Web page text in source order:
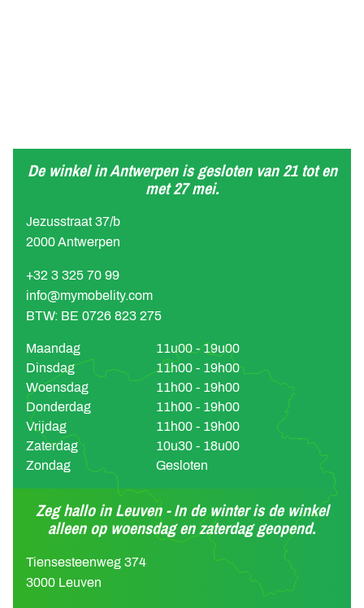
De winkel in Antwerpen is gesloten van 21 tot en
met 27 mei.
Jezusstraat 37/b
2000 Antwerpen
+32 3 325 70 99
info@mymobelity.com
BTW: BE 0726 823 275
Maandag
11u00 - 19u00
Dinsdag
11h00 - 19h00
Woensdag
11h00 - 19h00
Donderdag
11h00 - 19h00
Vrijdag
11h00 - 19h00
Zaterdag
10u30 - 18u00
Zondag
Gesloten
Zeg hallo in Leuven - In de winter is de winkel
alleen op woensdag en zaterdag geopend.
Tiensesteenweg 374
3000 Leuven